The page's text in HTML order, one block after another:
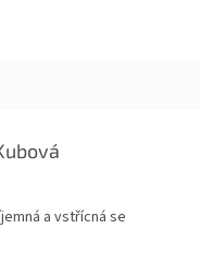
hvězdiček.
a vstřícná se